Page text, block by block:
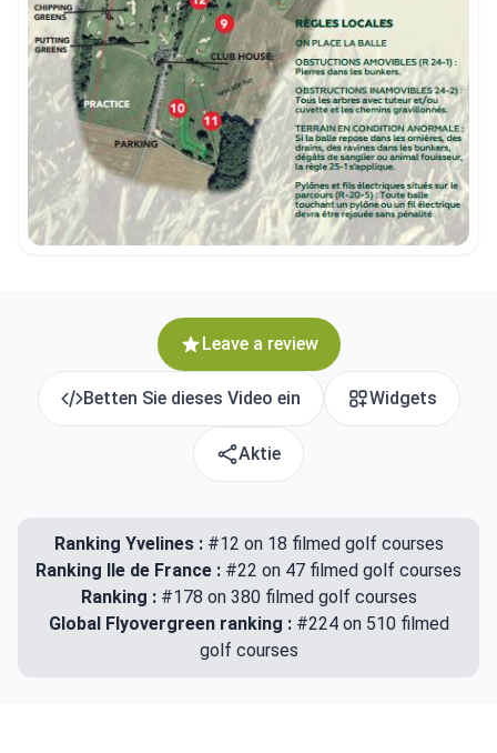
Leave a review
Betten Sie dieses Video ein Widgets
Aktie
Ranking Yvelines :#12 on 18 filmed golf courses
Ranking Ile de France : #22 on 47 filmed golf courses
Ranking : #178 on 380 filmed golf courses
Global Flyovergreen ranking : #224 on 510 filmed
golf courses